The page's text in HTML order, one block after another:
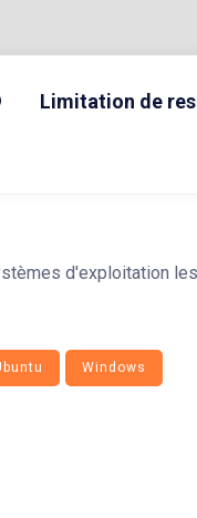
Limitation de
Windows